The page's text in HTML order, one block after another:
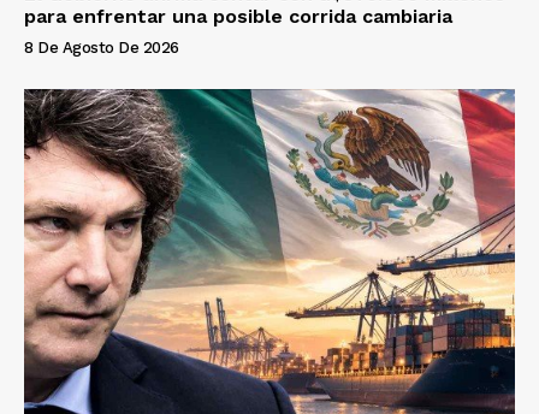
para enfrentar una posible corrida cambiaria
8 De Agosto De 2026